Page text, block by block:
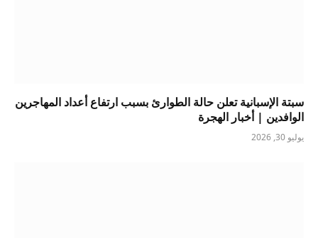
سبتة الإسبانية تعلن حالة الطوارئ بسبب ارتفاع أعداد المهاجرين
الوافدين | أخبار الهجرة
يوليو 30, 2026